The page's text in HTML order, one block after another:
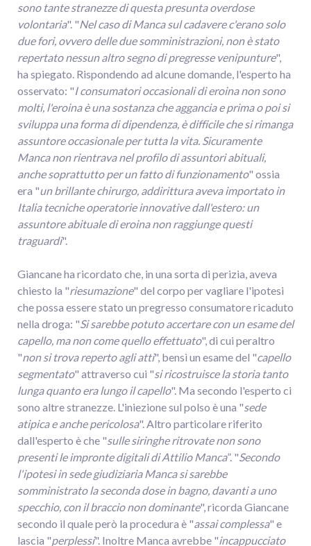
sono tante stranezze di questa presunta overdose
volontaria". "Nel caso di Manca sul cadavere c'erano solo
due fori, ovvero delle due somministrazioni, non è stato
repertato nessun altro segno di pregresse venipunture",
ha spiegato. Rispondendo ad alcune domande, l'esperto ha
osservato: "I consumatori occasionali di eroina non sono
molti, l'eroina è una sostanza che aggancia e prima o poi si
sviluppa una forma di dipendenza, è difficile che si rimanga
assuntore occasionale per tutta la vita. Sicuramente
Manca non rientrava nel profilo di assuntori abituali,
anche soprattutto per un fatto di funzionamento" ossia
era "un brillante chirurgo, addirittura aveva importato in
Italia tecniche operatorie innovative dall'estero: un
assuntore abituale di eroina non raggiunge questi
traguardi".
Giancane ha ricordato che, in una sorta di perizia, aveva
chiesto la "riesumazione" del corpo per vagliare l'ipotesi
che possa essere stato un pregresso consumatore ricaduto
nella droga: "Si sarebbe potuto accertare con un esame del
capello, ma non come quello effettuato", di cui peraltro
"non si trova reperto agli atti", bensì un esame del "capello
segmentato" attraverso cui "si ricostruisce la storia tanto
lunga quanto era lungo il capello". Ma secondo l'esperto ci
sono altre stranezze. L'iniezione sul polso è una "sede
atipica e anche pericolosa". Altro particolare riferito
dall'esperto è che "sulle siringhe ritrovate non sono
presenti le impronte digitali di Attilio Manca”. "Secondo
l'ipotesi in sede giudiziaria Manca si sarebbe
somministrato la seconda dose in bagno, davanti a uno
specchio, con il braccio non dominante", ricorda Giancane
secondo il quale però la procedura è "assai complessa" e
lascia "perplessi". Inoltre Manca avrebbe "incappucciato